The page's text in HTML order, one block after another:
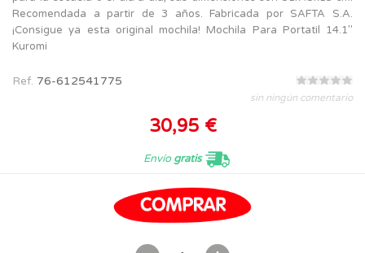
Recomendada a partir de 3 años. Fabricada por SAFTA S.A.
¡Consigue ya esta original mochila! Mochila Para Portatil 14.1''
Kuromi
Ref. 76-612541775
sin ningún comentario
30,95 €
Envíogratis